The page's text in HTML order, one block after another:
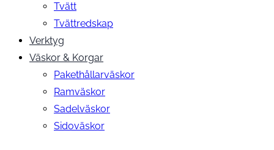
Tvätt
Tvättredskap
Verktyg
Väskor & Korgar
Pakethållarväskor
Ramväskor
Sadelväskor
Sidoväskor